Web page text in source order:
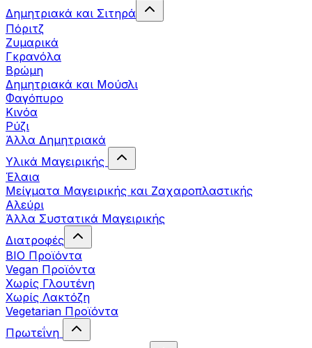
Δημητριακά και Σιτηρά
Πόριτζ
Ζυμαρικά
Γκρανόλα
Βρώμη
Δημητριακά και Μούσλι
Φαγόπυρο
Κινόα
Ρύζι
Άλλα Δημητριακά
Υλικά Μαγειρικής
Έλαια
Μείγματα Μαγειρικής και Ζαχαροπλαστικής
Αλεύρι
Άλλα Συστατικά Μαγειρικής
Διατροφές
BIO Προϊόντα
Vegan Προϊόντα
Χωρίς Γλουτένη
Χωρίς Λακτόζη
Vegetarian Προϊόντα
Πρωτεΐνη